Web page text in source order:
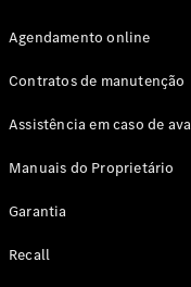
Agendamento online
Contratos de manutenção
Assistência em caso de
Manuais do Proprietário
Garantia
Recall